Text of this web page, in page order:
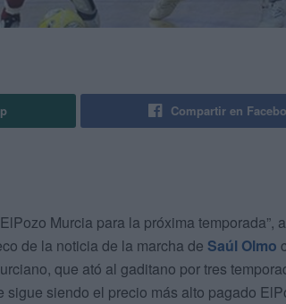
Compartir en
Murcia para la próxima temporada”,
de la noticia de la marcha de Saúl Olmo
que ató al gaditano por tres
sigue siendo el precio más alto pagado